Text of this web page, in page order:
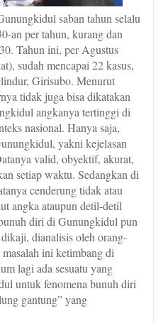
saban tahun selalu
an per tahun, kurang dan
Tahun ini, per Agustus
sudah mencapai 22 kasus,
Girisubo. Menurut
tidak juga bisa dikatakan
angkanya tertinggi di
nasional. Hanya saja,
yakni kejelasan
valid, obyektif, akurat,
setiap waktu. Sedangkan di
cenderung tidak atau
angka ataupun detil-detil
diri di Gunungkidul pun
dianalisis oleh orang-
ini ketimbang di
lagi ada sesuatu yang
untuk fenomena bunuh diri
gantung” yang